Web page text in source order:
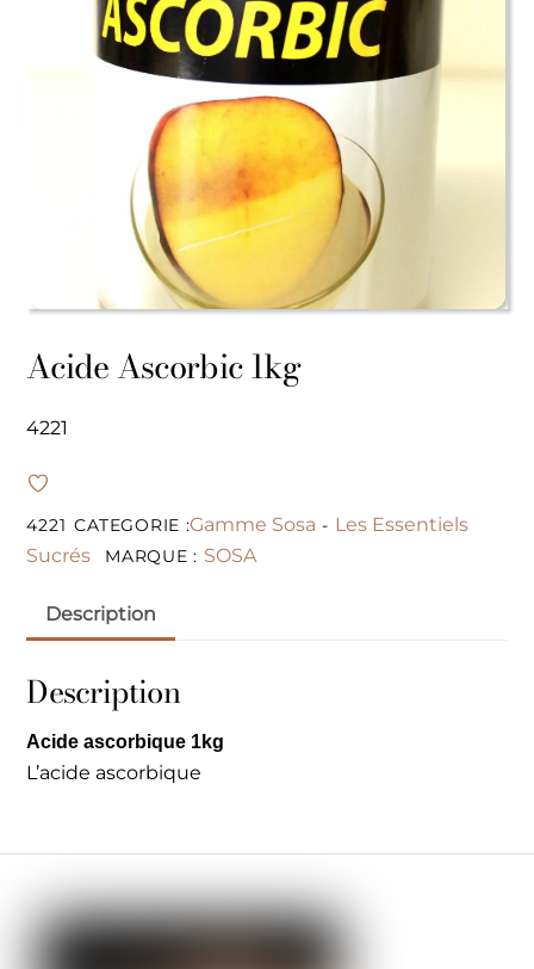
Acide Ascorbic 1kg
4221
4221 CATEGORIE :Gamme Sosa - Les Essentiels
Sucrés
MARQUE : SOSA
Description
Description
Acide ascorbique 1kg
L’acide ascorbique